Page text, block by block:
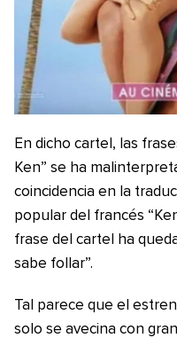
En dicho cartel, las
Ken” se ha
coincidencia en la
popular del francés
frase del cartel ha
sabe follar”.
Tal parece que el
solo se avecina con